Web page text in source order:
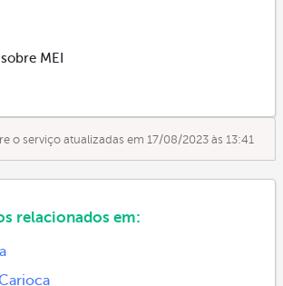
MEI
o serviço atualizadas em 17/08/2023 às 13:41
relacionados em: